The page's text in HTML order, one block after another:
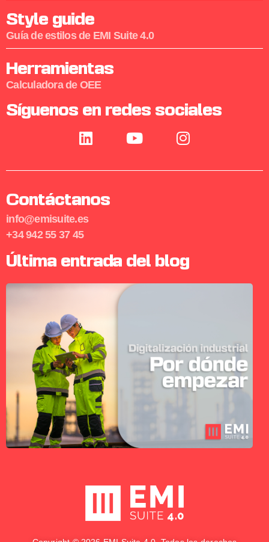
Style guide
Guía de estilos de EMI Suite 4.0
Herramientas
Calculadora de OEE
Síguenos en redes sociales
Contáctanos
info@emisuite.es
+34 942 55 37 45
Última entrada del blog